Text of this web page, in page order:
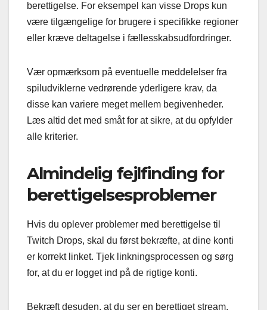
berettigelse. For eksempel kan visse Drops kun
være tilgængelige for brugere i specifikke regioner
eller kræve deltagelse i fællesskabsudfordringer.
Vær opmærksom på eventuelle meddelelser fra
spiludviklerne vedrørende yderligere krav, da
disse kan variere meget mellem begivenheder.
Læs altid det med småt for at sikre, at du opfylder
alle kriterier.
Almindelig fejlfinding for
berettigelsesproblemer
Hvis du oplever problemer med berettigelse til
Twitch Drops, skal du først bekræfte, at dine konti
er korrekt linket. Tjek linkningsprocessen og sørg
for, at du er logget ind på de rigtige konti.
Bekræft desuden, at du ser en berettiget stream,